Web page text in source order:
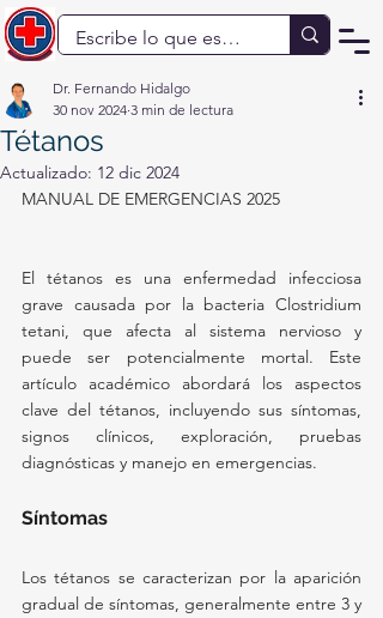
Tétanos
Dr. Fernando Hidalgo
30 nov 2024 3 min de lectura
Actualizado: 12 dic 2024
MANUAL DE EMERGENCIAS 2025
El tétanos es una enfermedad infecciosa
grave causada por la bacteria Clostridium
tetani, que afecta al sistema nervioso y
puede ser potencialmente mortal. Este
artículo académico abordará los aspectos
clave del tétanos, incluyendo sus síntomas,
signos clínicos, exploración, pruebas
diagnósticas y manejo en emergencias.
Síntomas
Los tétanos se caracterizan por la aparición
gradual de síntomas, generalmente entre 3 y